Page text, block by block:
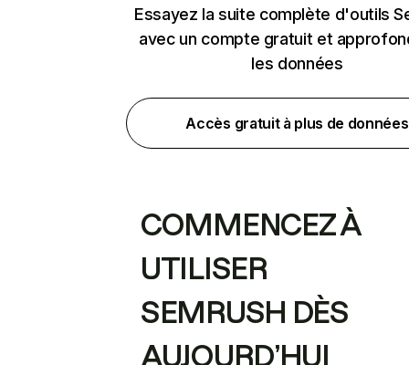
Essayez la suite complète d'outils
avec un compte gratuit et
les données
Accès gratuit à plus de données
COMMENCEZ À
UTILISER
SEMRUSH DÈS
AUJOURD’HUI